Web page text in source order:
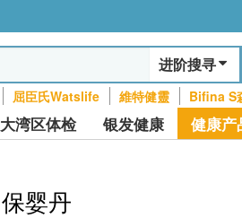
进阶搜寻
屈臣氏Watslife 維特健靈 Bifina S
大湾区体检 银发健康 健康产
婴丹